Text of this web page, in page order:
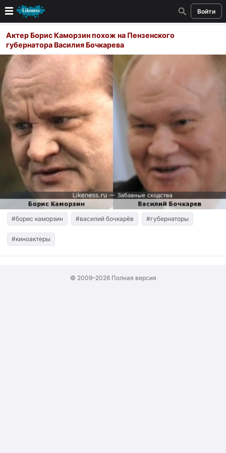
Войти
Новые
Лучшие
Голосование
Кандидаты
Случайное сходство 👍
Создать сходство
Для публикации необходима авторизация
Поиск
Актер Борис Каморзин похож на Пензенского
губернатора Василия Бочкарева
#борис каморзин #василий бочкарёв #губернаторы
#киноактеры
© 2009–2026 Полная версия